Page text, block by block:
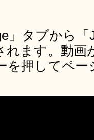
」タブから
れます。動画
を押してペ